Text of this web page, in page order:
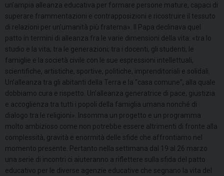
un’ampia alleanza educativa per formare persone mature, capaci di
superare frammentazioni e contrapposizioni e ricostruire il tessuto
di relazioni per un’umanità più fraterna». Il Papa declinava quel
patto in termini di alleanza fra le varie dimensioni della vita: «tra lo
studio e la vita; tra le generazioni; tra i docenti, gli studenti, le
famiglie e la società civile con le sue espressioni intellettuali,
scientifiche, artistiche, sportive, politiche, imprenditoriali e solidali.
Un’alleanza tra gli abitanti della Terra e la “casa comune”, alla quale
dobbiamo cura e rispetto. Un’alleanza generatrice di pace, giustizia
e accoglienza tra tutti i popoli della famiglia umana nonché di
dialogo tra le religioni». Insomma un progetto e un programma
molto ambizioso come non potrebbe essere altrimenti di fronte alla
complessità, gravità e enormità delle sfide che affrontiamo nel
momento presente. Pertanto nella settimana dal 19 al 26 marzo
una serie di incontri ci aiuteranno a riflettere sulla sfida del patto
educativo per le diverse agenzie educative che segnano la vita del